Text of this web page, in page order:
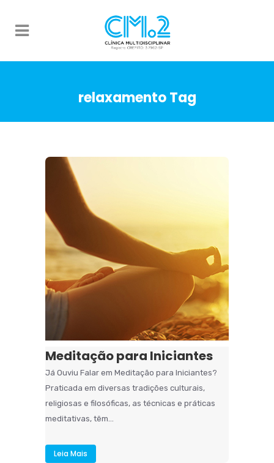
relaxamento Tag
Meditação para Iniciantes
Já Ouviu Falar em Meditação para Iniciantes?
Praticada em diversas tradições culturais,
religiosas e filosóficas, as técnicas e práticas
meditativas, têm...
Leia Mais